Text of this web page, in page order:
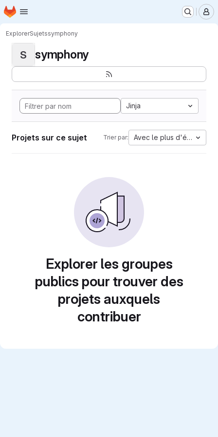
Passer au contenu principal
Page d'accueil
ExplorerSujetssymphony
S symphony
Jinja
Projets sur ce sujet Trier par: Avec le plus d'étoiles
Explorer les groupes
publics pour trouver des
projets auxquels
contribuer